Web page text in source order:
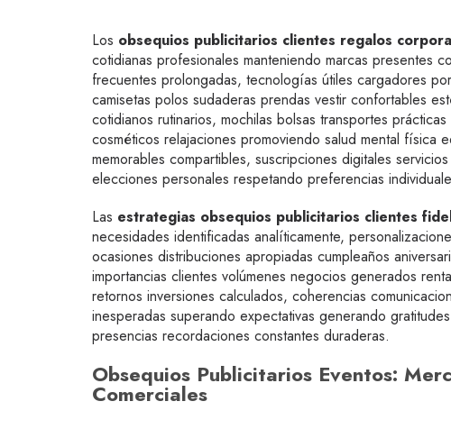
Los obsequios publicitarios clientes regalos
cotidianas profesionales manteniendo marcas presentes
frecuentes prolongadas, tecnologías útiles cargadores
camisetas polos sudaderas prendas vestir confortables
cotidianos rutinarios, mochilas bolsas transportes
cosméticos relajaciones promoviendo salud mental física
memorables compartibles, suscripciones digitales
elecciones personales respetando preferencias
Las estrategias obsequios publicitarios clientes
necesidades identificadas analíticamente,
ocasiones distribuciones apropiadas cumpleaños
importancias clientes volúmenes negocios generados
retornos inversiones calculados, coherencias
inesperadas superando expectativas generando
presencias recordaciones constantes duraderas.
Obsequios Publicitarios Eventos:
Comerciales